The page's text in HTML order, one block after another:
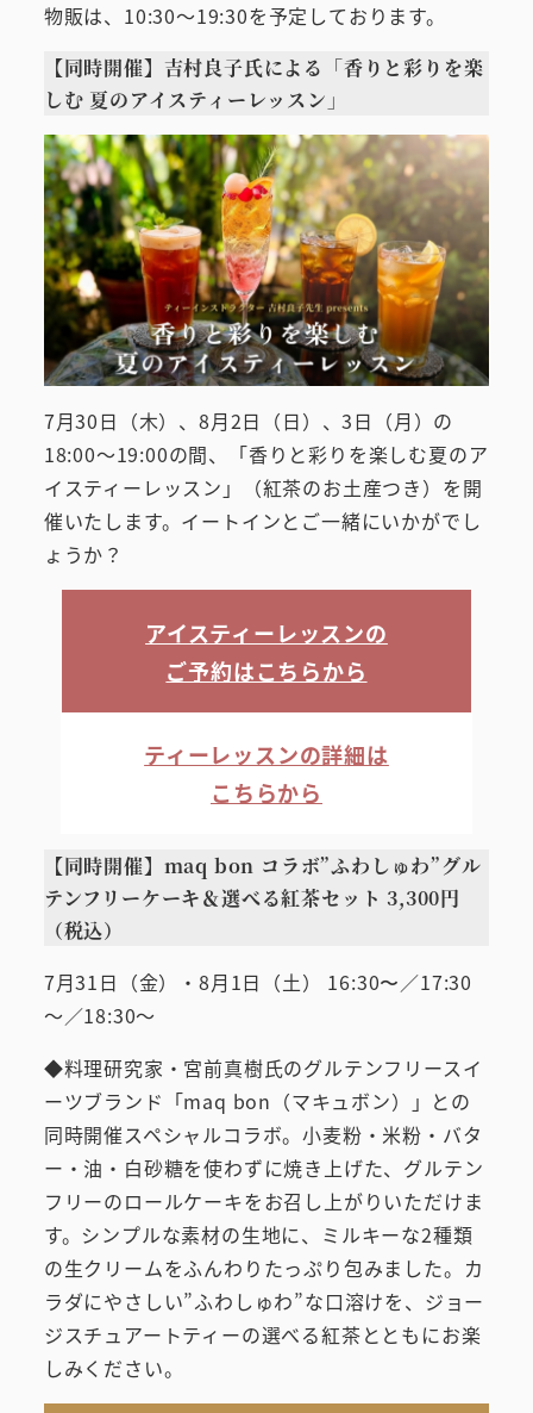
物販は、10:30～19:30を予定しております。
【同時開催】吉村良子氏による「香りと彩りを楽
しむ 夏のアイスティーレッスン」
7月30日（木）、8月2日（日）、3日（月）の
18:00～19:00の間、「香りと彩りを楽しむ夏のア
イスティーレッスン」（紅茶のお土産つき）を開
催いたします。イートインとご一緒にいかがでし
ょうか？
アイスティーレッスンの
ご予約はこちらから
ティーレッスンの詳細は
こちらから
【同時開催】maq bon コラボ”ふわしゅわ”グル
テンフリーケーキ＆選べる紅茶セット 3,300円
（税込）
7月31日（金）・8月1日（土） 16:30〜／17:30
～／18:30～
◆料理研究家・宮前真樹氏のグルテンフリースイ
ーツブランド「maq bon（マキュボン）」との
同時開催スペシャルコラボ。小麦粉・米粉・バタ
ー・油・白砂糖を使わずに焼き上げた、グルテン
フリーのロールケーキをお召し上がりいただけま
す。シンプルな素材の生地に、ミルキーな2種類
の生クリームをふんわりたっぷり包みました。カ
ラダにやさしい”ふわしゅわ”な口溶けを、ジョー
ジスチュアートティーの選べる紅茶とともにお楽
しみください。